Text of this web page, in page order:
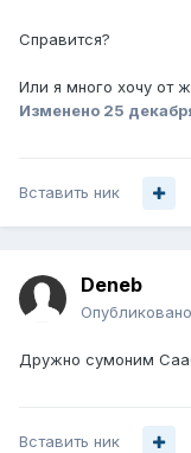
Справится?
Или я много хочу от
Изменено 25
Вставить ник
Deneb
Опубликовано
Дружно сумоним
Вставить ник